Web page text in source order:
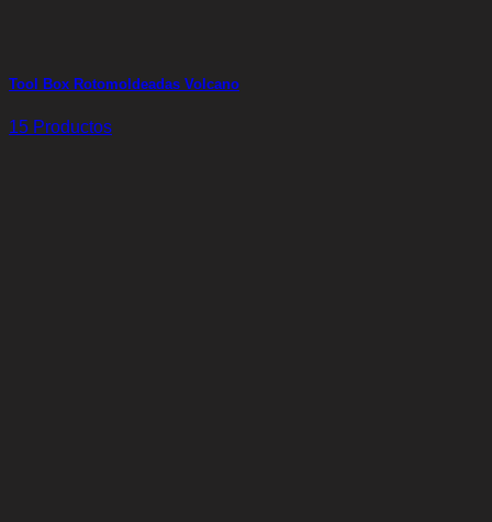
Tool Box Rotomoldeadas Volcano
15 Productos